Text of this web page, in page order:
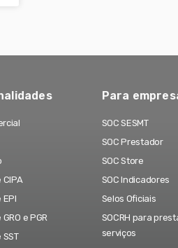
CIPA
EPI
e PGR
Para
SOC SESMT
SOC Prestador
SOC Store
SOC Indicadores
Selos Oficiais
SOCRH para
serviços